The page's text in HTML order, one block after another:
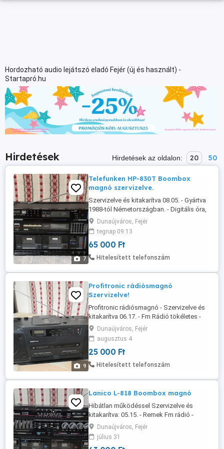
Hordozható audio lejátszó eladó Fejér (új és használt) -
Startapró.hu
Hirdetések Hirdetések az oldalon: 20 50
7
Telefunken HP-830T Boombox
magnó szervizelve.
Szervizelve és kitakarítva 08.05. - Gyártva
1988-tól Németországban. - Digitális óra,
elalvás és ébresztő funkcíokkal. - Super
digitális rádió FM rádió 88-108mhz -
Magnórészek teljesen üzemképesek
Szíjazva, felvétel is jó. - Dolby rendszer
zajszűrés - Remek hangkép 5 EQ -
Dunaújváros, Fejér
tegnap 09:13
65 000 Ft
Hitelesített telefonszám
9
Profitronic rádiósmagnó
Szervizelve!
Profitronic rádiósmagnó - Szervizelve és
kitakarítva 06.17. - Fm Rádió tökéletes -
Magnórészek jók felvétel is - Cd része
nem jó - képek az eladó termékről
készültek. Posta futár automata ok.
Dunaújváros, Fejér
augusztus 4
25 000 Ft
Hitelesített telefonszám
Lanico L-818 Boombox magnó
Hibátlan működéssel Szervizelve és
kitakarítva: 05.15. - Remek Fm rádió -
Magnó részek: jók, felvétel is -
Decibelskála kivezérlés - karaoke:
mikrofon bemenet, hangerővel és
Dunaújváros, Fejér
július 31